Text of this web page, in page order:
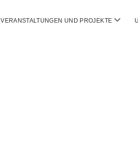
VERANSTALTUNGEN UND PROJEKTE Menü